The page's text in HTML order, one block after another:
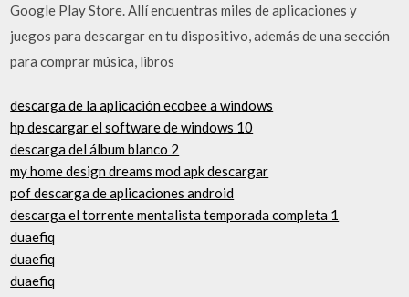
Google Play Store. Allí encuentras miles de aplicaciones y
juegos para descargar en tu dispositivo, además de una sección
para comprar música, libros
descarga de la aplicación ecobee a windows
hp descargar el software de windows 10
descarga del álbum blanco 2
my home design dreams mod apk descargar
pof descarga de aplicaciones android
descarga el torrente mentalista temporada completa 1
duaefiq
duaefiq
duaefiq